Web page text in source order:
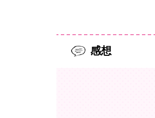
感想